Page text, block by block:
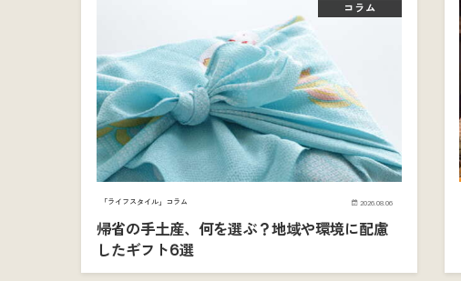
コラム
「ライフスタイル」コラム 2026.08.06
帰省の手土産、何を選ぶ？地域や環境に配慮
したギフト6選